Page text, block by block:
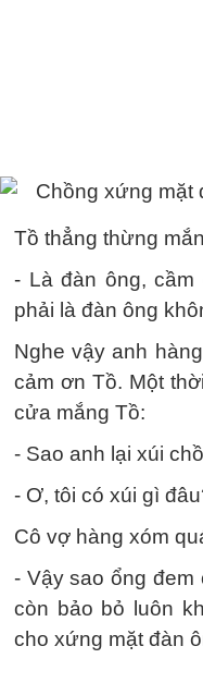
Tồ thẳng thừng
- Là đàn ông,
phải là đàn ông
Nghe vậy anh
cảm ơn Tồ. Một
cửa mắng Tồ:
- Sao anh lại xúi
- Ơ, tôi có xúi gì
Cô vợ hàng xóm
- Vậy sao ổng đem
còn bảo bỏ luôn
cho xứng mặt đàn